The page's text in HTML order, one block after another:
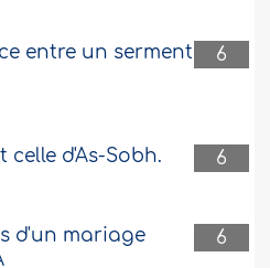
6
entre un serment
6
celle d'As-Sobh.
6
d'un mariage